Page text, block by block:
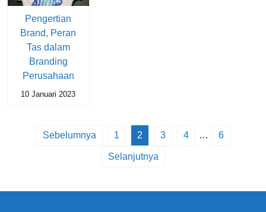
Pengertian
Brand, Peran
Tas dalam
Branding
Perusahaan
10 Januari 2023
Sebelumnya 1 2 3 4 … 6
Selanjutnya